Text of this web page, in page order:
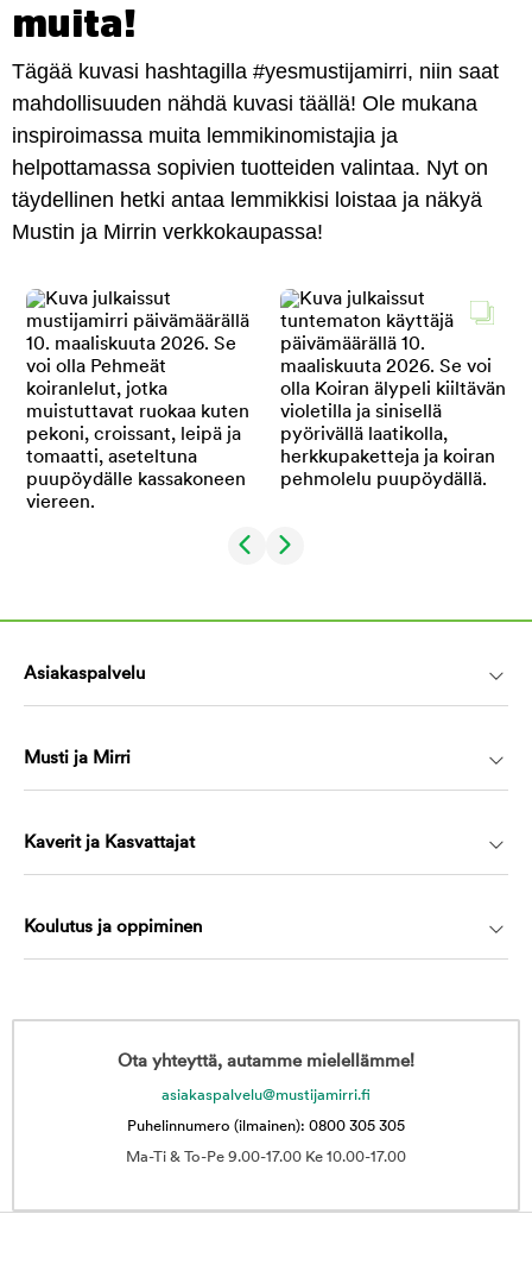
muita!
Tägää kuvasi hashtagilla #yesmustijamirri, niin saat
mahdollisuuden nähdä kuvasi täällä! Ole mukana
inspiroimassa muita lemmikinomistajia ja
helpottamassa sopivien tuotteiden valintaa. Nyt on
täydellinen hetki antaa lemmikkisi loistaa ja näkyä
Mustin ja Mirrin verkkokaupassa!
Asiakaspalvelu
Musti ja Mirri
Kaverit ja Kasvattajat
Koulutus ja oppiminen
Ota yhteyttä, autamme mielellämme!
asiakaspalvelu@mustijamirri.fi
Puhelinnumero (ilmainen): 0800 305 305
Ma-Ti & To-Pe 9.00-17.00 Ke 10.00-17.00